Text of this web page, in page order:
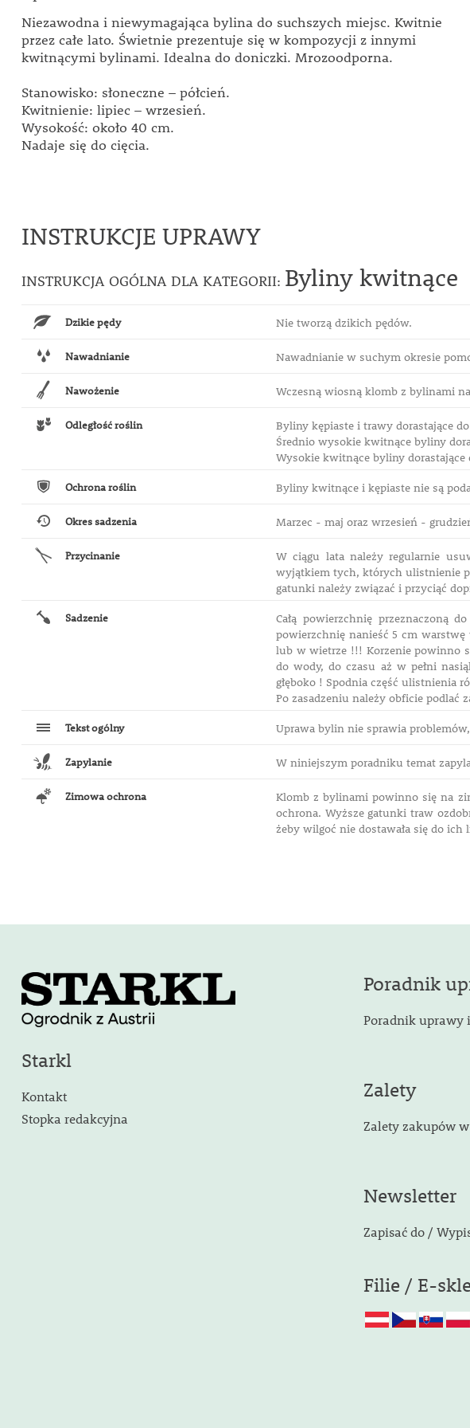
Niezawodna i niewymagająca bylina do suchszych miejsc. Kwitnie
przez całe lato. Świetnie prezentuje się w kompozycji z innymi
kwitnącymi bylinami. Idealna do doniczki. Mrozoodporna.
Stanowisko: słoneczne – półcień.
Kwitnienie: lipiec – wrzesień.
Wysokość: około 40 cm.
Nadaje się do cięcia.
INSTRUKCJE UPRAWY
INSTRUKCJA OGÓLNA DLA KATEGORII: Byliny kwitnące
Dzikie pędy Nie tworzą dzikich pędów.
Nawadnianie Nawadnianie w suchym okresie
Nawożenie Wczesną wiosną klomb z bylinami
Odległość roślin
Byliny kępiaste i trawy dorastające
Średnio wysokie kwitnące byliny
Wysokie kwitnące byliny
Ochrona roślin Byliny kwitnące i kępiaste nie są
Okres sadzenia Marzec - maj oraz wrzesień -
Przycinanie
W ciągu lata należy regularnie
wyjątkiem tych, których ulistnienie
gatunki należy związać i przyciąć
Sadzenie
Całą powierzchnię przeznaczoną
powierzchnię nanieść 5 cm
lub w wietrze !!! Korzenie powinno
do wody, do czasu aż w pełni
głęboko ! Spodnia część ulistnienia
Po zasadzeniu należy obficie podlać
Tekst ogólny Uprawa bylin nie sprawia
Zapylanie W niniejszym poradniku temat
Zimowa ochrona
Klomb z bylinami powinno się na
ochrona. Wyższe gatunki traw
żeby wilgoć nie dostawała się do
Starkl
Kontakt
Stopka redakcyjna
Poradnik
Poradnik uprawy
Zalety
Zalety zakupów w
Newsletter
Zapisać do /
Filie / E-